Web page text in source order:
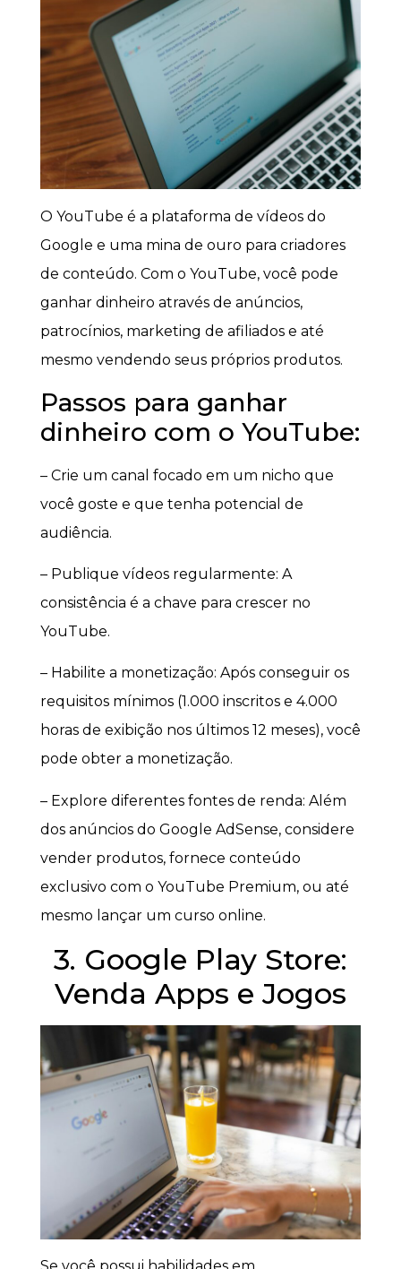
O YouTube é a plataforma de vídeos do
Google e uma mina de ouro para criadores
de conteúdo. Com o YouTube, você pode
ganhar dinheiro através de anúncios,
patrocínios, marketing de afiliados e até
mesmo vendendo seus próprios produtos.
Passos para ganhar
dinheiro com o YouTube:
– Crie um canal focado em um nicho que
você goste e que tenha potencial de
audiência.
– Publique vídeos regularmente: A
consistência é a chave para crescer no
YouTube.
– Habilite a monetização: Após conseguir os
requisitos mínimos (1.000 inscritos e 4.000
horas de exibição nos últimos 12 meses), você
pode obter a monetização.
– Explore diferentes fontes de renda: Além
dos anúncios do Google AdSense, considere
vender produtos, fornece conteúdo
exclusivo com o YouTube Premium, ou até
mesmo lançar um curso online.
3. Google Play Store:
Venda Apps e Jogos